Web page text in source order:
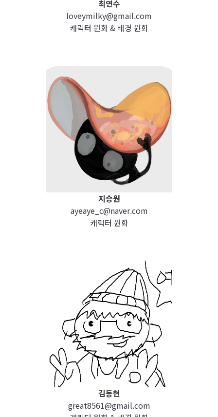
최연수
loveymilky@gmail.com
캐릭터 원화 & 배경 원화
지승원
ayeaye_c@naver.com
캐릭터 원화
김동현
great8561@gmail.com